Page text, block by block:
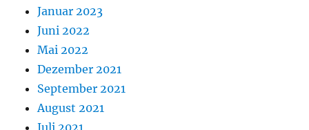
Januar 2023
Juni 2022
Mai 2022
Dezember 2021
September 2021
August 2021